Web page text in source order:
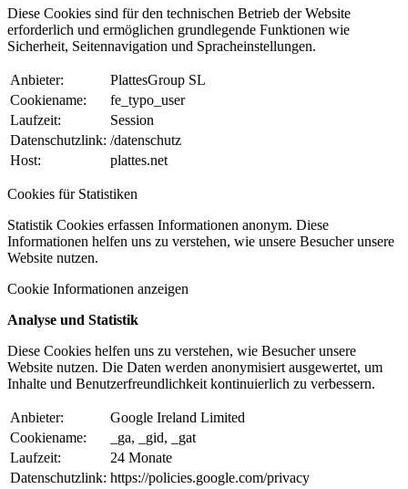
Diese Cookies sind für den technischen Betrieb der Website
erforderlich und ermöglichen grundlegende Funktionen wie
Sicherheit, Seitennavigation und Spracheinstellungen.
Anbieter:
PlattesGroup SL
Cookiename:
fe_typo_user
Laufzeit:
Session
Datenschutzlink: /datenschutz
Host:
plattes.net
Cookies für Statistiken
Statistik Cookies erfassen Informationen anonym. Diese
Informationen helfen uns zu verstehen, wie unsere Besucher unsere
Website nutzen.
Cookie Informationen anzeigen
Analyse und Statistik
Diese Cookies helfen uns zu verstehen, wie Besucher unsere
Website nutzen. Die Daten werden anonymisiert ausgewertet, um
Inhalte und Benutzerfreundlichkeit kontinuierlich zu verbessern.
Anbieter:
Google Ireland Limited
Cookiename:
_ga, _gid, _gat
Laufzeit:
24 Monate
Datenschutzlink: https://policies.google.com/privacy